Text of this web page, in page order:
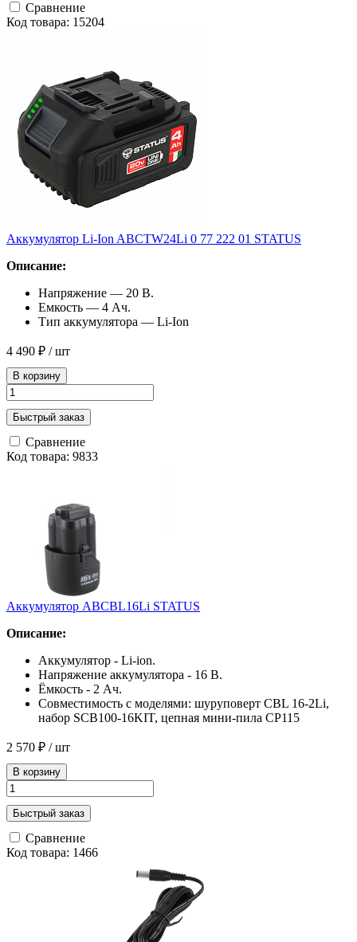
Сравнение
Код товара: 15204
Аккумулятор Li-Ion ABCTW24Li 0 77 222 01 STATUS
Описание:
Напряжение — 20 В.
Емкость — 4 Ач.
Тип аккумулятора — Li-Ion
4 490 ₽ / шт
В корзину
Быстрый заказ
Сравнение
Код товара: 9833
Аккумулятор ABCBL16Li STATUS
Описание:
Аккумулятор - Li-ion.
Напряжение аккумулятора - 16 В.
Ёмкость - 2 Ач.
Совместимость с моделями: шуруповерт CBL 16-2Li,
набор SCB100-16KIT, цепная мини-пила CP115
2 570 ₽ / шт
В корзину
Быстрый заказ
Сравнение
Код товара: 1466